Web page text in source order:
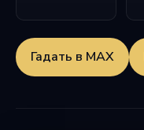
Гадать в MAX